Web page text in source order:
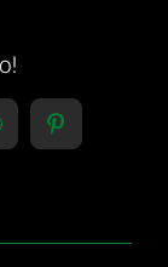
Pinterest